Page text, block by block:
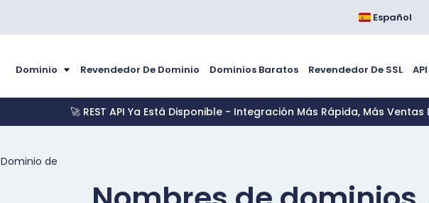
Español
Dominio Revendedor De Dominio Dominios Baratos Revendedor De SSL
🚀 REST API Ya Está Disponible - Integración Más Rápida, Más Ventas
Dominio de